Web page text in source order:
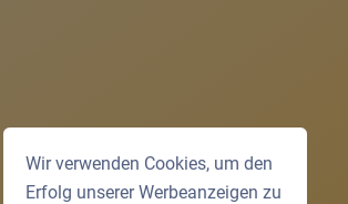
Wir verwenden Cookies, um den
Erfolg unserer Werbeanzeigen zu